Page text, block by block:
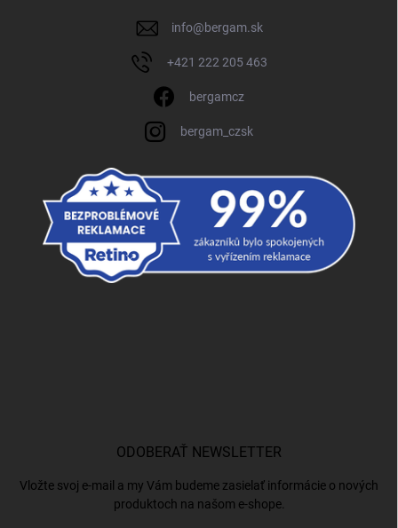
info@bergam.sk
+421 222 205 463
bergamcz
bergam_czsk
ODOBERAŤ NEWSLETTER
Vložte svoj e-mail a my Vám budeme zasielať informácie o nových
produktoch na našom e-shope.